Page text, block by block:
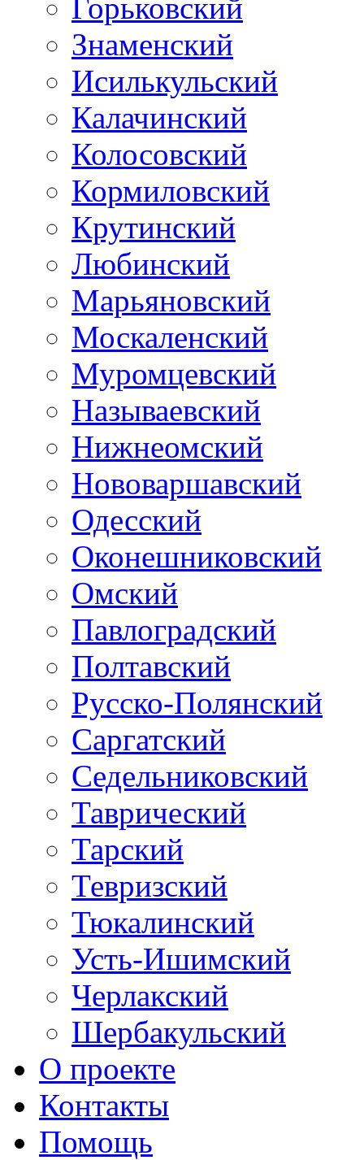
Горьковский
Знаменский
Исилькульский
Калачинский
Колосовский
Кормиловский
Крутинский
Любинский
Марьяновский
Москаленский
Муромцевский
Называевский
Нижнеомский
Нововаршавский
Одесский
Оконешниковский
Омский
Павлоградский
Полтавский
Русско-Полянский
Саргатский
Седельниковский
Таврический
Тарский
Тевризский
Тюкалинский
Усть-Ишимский
Черлакский
Шербакульский
О проекте
Контакты
Помощь